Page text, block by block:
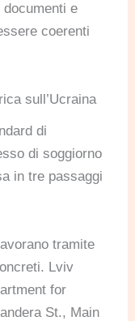
e
coerenti
sull’Ucraina
di
di soggiorno
in tre passaggi
tramite
Lviv
for
St., Main